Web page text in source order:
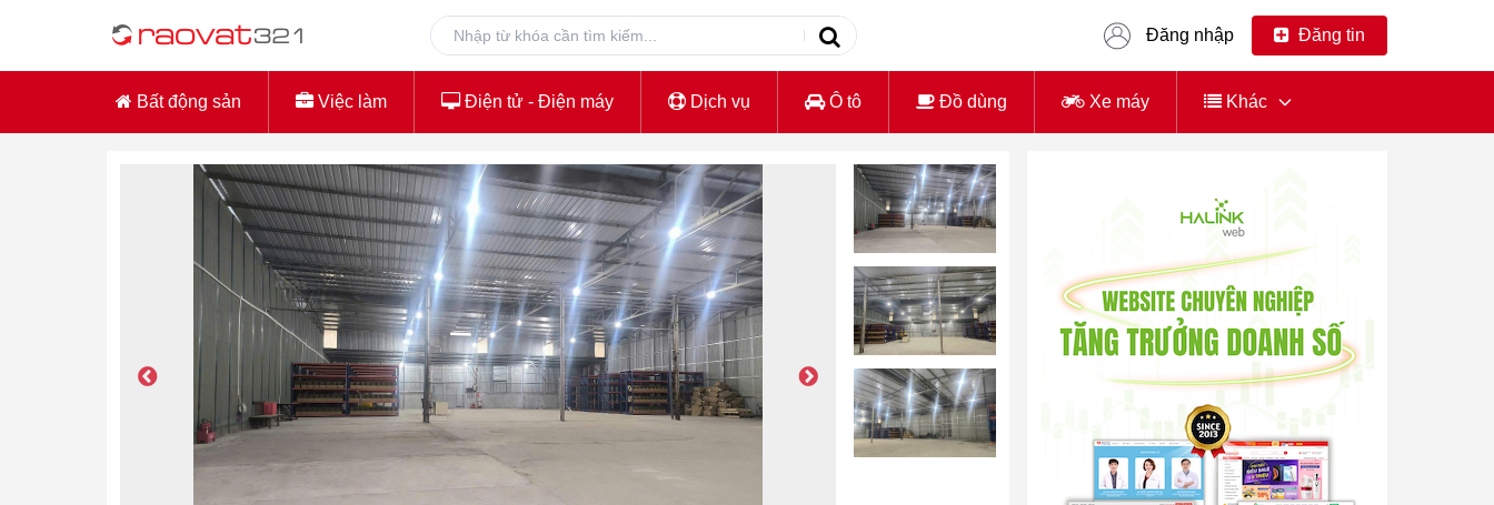
Đăng nhập Đăng tin
Bất động sản Việc làm Điện tử - Điện máy Dịch vụ Ô tô Đồ dùng Xe máy Khác